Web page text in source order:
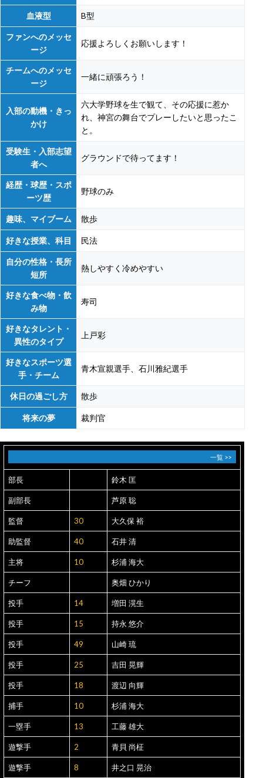
血液型 B型
ファンへのメッセ
ージ
応援よろしくお願いします！
チームへのメッセ
ージ
一緒に頑張ろう！
入部の動機・きっ
かけ
六大学野球を生で観て、その応援に惹か
れ、神宮の舞台でプレーしたいと思ったこ
と。
受験生・入部志望
者へ
グラウンドで待ってます！
経歴・球歴・スポ
ーツ歴
野球のみ
趣味、マイブーム 散歩
好きな授業、科目 民法
自分の性格・長所
短所
熱しやすく冷めやすい
好きな食べ物・飲
み物
寿司
好きなタレント・
異性のタイプ
上戸彩
好きなスポーツ選
手・チーム
青木宣親選手、石川雅紀選手
休日の過ごし方 散歩
将来の夢 裁判官
一覧 >>
部長 鈴木 匡
副部長 芦原 聡
監督 30 大久保 裕
助監督 40 石井 清
主将 10 杉浦 海大
チーフ 奥畑 ひかり
投手 14 増田 滉生
投手 15 持永 悠介
投手 49 山崎 琉
投手 25 吉田 晃輝
投手 18 渡辺 向輝
捕手 10 杉浦 海大
一塁手 13 工藤 雄大
遊撃手 2 青貝 尚柾
遊撃手 8 井之口 晃治